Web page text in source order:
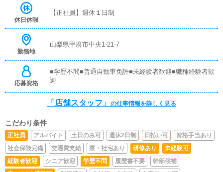
す。■企画の立案店舗イベントや店舗運営など様々な企画
など、売上UPに繋がる施策の提案を行っていただきま
の方が稼げるようにインターネットを使ったPR（写メ日
記）などの使い方などのアドバイスを行っていただきま
す。■PC更新業務ヘブンネットなど、ポータルサイト等の
はボタンを押すだけや、ブログの更新時に簡単に文字が入
お過ごしいただくため、店内の清掃や備品の管理・補充を
行っていただきます。仕事内容については、先輩スタッフ
が丁寧にお仕事をお教えしますので未経験者でもお気軽に
ご連絡ください！！※あなたの頑張りによって、昇給・賞
与もあります。
休日休暇
【正社員】週休１日制
勤務地
山梨県甲府市中央1-21-7
応募資格
■学歴不問■普通自動車免許■未経験者歓迎■職種経験者歓
迎
「店舗スタッフ」 の仕事情報を詳しく見る
こだわり条件
正社員 アルバイト 土日のみ可 週休2日制 日払い可
資格手当あり
社会保険完備
交通費支給 寮・社宅あり 研修あり
未経験可
経験者歓迎
シニア歓迎 学歴不問 履歴書不要
幹部候補